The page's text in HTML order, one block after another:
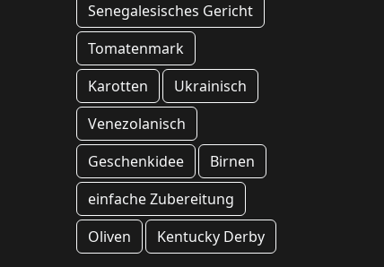
Senegalesisches Gericht
Tomatenmark
Karotten
Ukrainisch
Venezolanisch
Geschenkidee
Birnen
einfache Zubereitung
Oliven
Kentucky Derby